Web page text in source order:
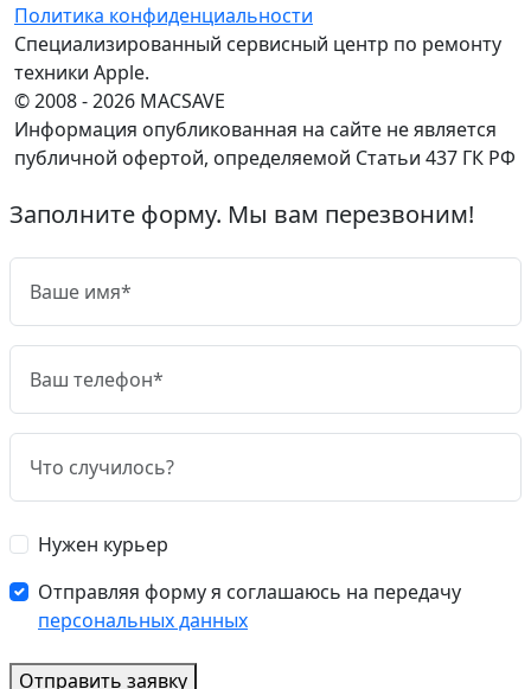
Политика конфиденциальности
Специализированный сервисный центр по ремонту
техники Apple.
© 2008 - 2026 MACSAVE
Информация опубликованная на сайте не является
публичной офертой, определяемой Статьи 437 ГК РФ
Заполните форму. Мы вам перезвоним!
Нужен курьер
Отправляя форму я соглашаюсь на передачу
персональных данных
Отправить заявку